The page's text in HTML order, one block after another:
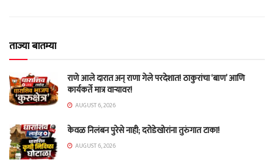
ताज्या बातम्या
राणे आले दारात अन् राणा गेले परदेशात! ठाकुरांचा ‘बाण’ आणि
कार्यकर्ते मात्र वाऱ्यावर!
AUGUST 6, 2026
केवळ निलंबन पुरेसे नाही; दरोडेखोरांना तुरुंगात टाका!
AUGUST 6, 2026